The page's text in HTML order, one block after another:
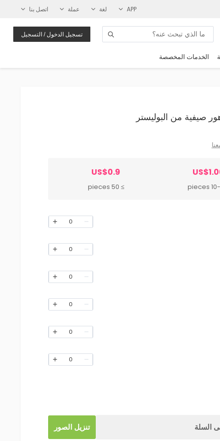
APP لغة عملة اتصل بنا
تسجيل الدخول / التسجيل
الخدمات المخصصة
10-
US$0.9
≥ 50 pieces
0
0
0
0
0
0
السلة تنزيل الصور